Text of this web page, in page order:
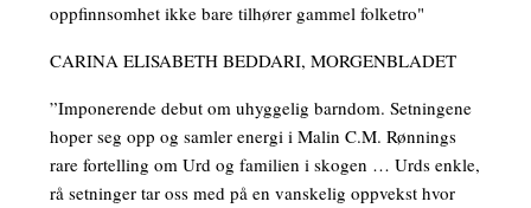
oppfinnsomhet ikke bare tilhører gammel folketro"
CARINA ELISABETH BEDDARI, MORGENBLADET
”Imponerende debut om uhyggelig barndom. Setningene
hoper seg opp og samler energi i Malin C.M. Rønnings
rare fortelling om Urd og familien i skogen … Urds enkle,
rå setninger tar oss med på en vanskelig oppvekst hvor